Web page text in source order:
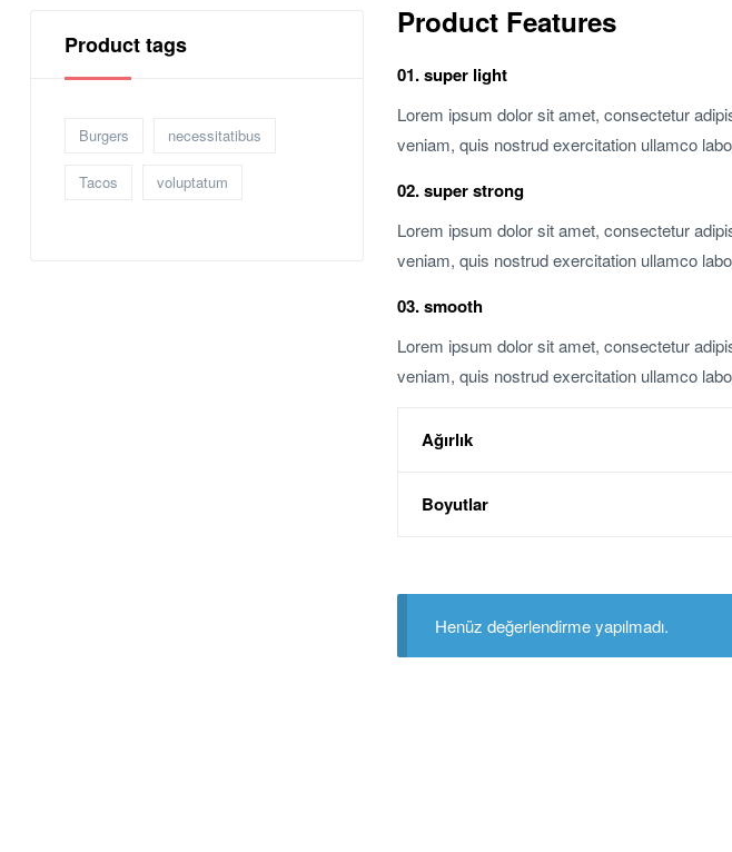
Product Features
01. super light
Lorem ipsum dolor sit amet, consectetur
veniam, quis nostrud exercitation ullamco
02. super strong
Lorem ipsum dolor sit amet, consectetur
veniam, quis nostrud exercitation ullamco
03. smooth
Lorem ipsum dolor sit amet, consectetur
veniam, quis nostrud exercitation ullamco
Ağırlık
Boyutlar
Henüz değerlendirme yapılmadı.
Product tags
Burgers necessitatibus
Tacos voluptatum